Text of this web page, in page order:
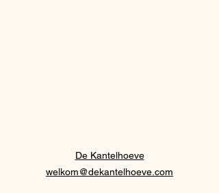
De Kantelhoeve
welkom@dekantelhoeve.com